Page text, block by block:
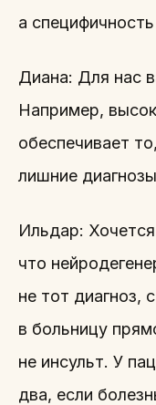
а
Диана: Для нас
Например,
обеспечивает
лишние
Ильдар:
что
не тот диагноз,
в больницу
не инсульт. У
два, если